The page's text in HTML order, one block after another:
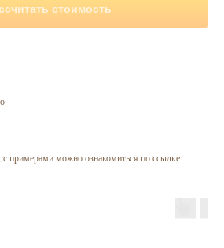
стоимость
с примерами можно ознакомиться по ссылке.